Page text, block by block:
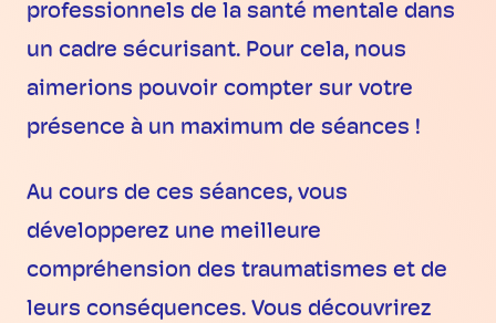
professionnels de la santé mentale dans
un cadre sécurisant. Pour cela, nous
aimerions pouvoir compter sur votre
présence à un maximum de séances !
Au cours de ces séances, vous
développerez une meilleure
compréhension des traumatismes et de
leurs conséquences. Vous découvrirez